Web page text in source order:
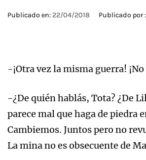
Publicado en: 22/04/2018 Publicado por :
-¡Otra vez la misma guerra!
-¿De quién hablás, Tota? ¿De
parece mal que haga de piedra
Cambiemos. Juntos pero no
La mina no es obsecuente de